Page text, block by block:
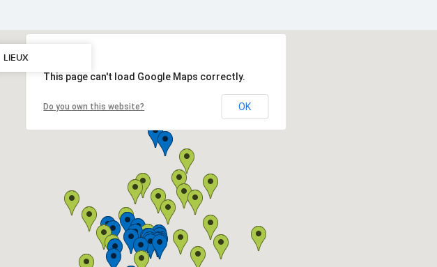
LIEUX
This page can't load Google Maps correctly.
Do you own this website? OK